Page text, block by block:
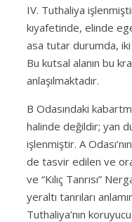
IV. Tuthaliya
kıyafetinde, elinde
asa tutar durumda,
Bu kutsal alanın bu
anlaşılmaktadır.
B Odasındaki
halinde değildir; yan
işlenmiştir. A
de tasvir edilen ve
ve “Kılıç Tanrısı”
yeraltı tanrıları
Tuthaliya’nın